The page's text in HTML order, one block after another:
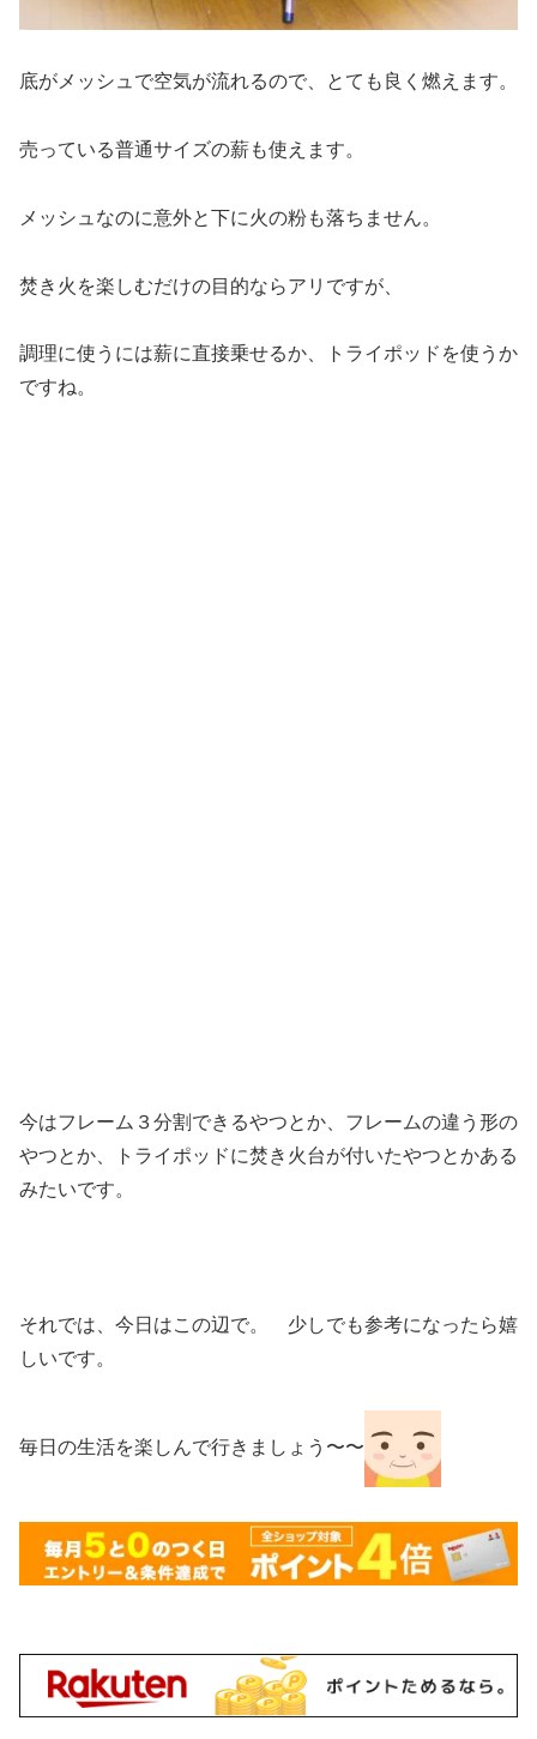
底がメッシュで空気が流れるので、とても良く燃えます。
売っている普通サイズの薪も使えます。
メッシュなのに意外と下に火の粉も落ちません。
焚き火を楽しむだけの目的ならアリですが、
調理に使うには薪に直接乗せるか、トライポッドを使うか
ですね。
今はフレーム３分割できるやつとか、フレームの違う形の
やつとか、トライポッドに焚き火台が付いたやつとかある
みたいです。
それでは、今日はこの辺で。 少しでも参考になったら嬉
しいです。
毎日の生活を楽しんで行きましょう〜〜